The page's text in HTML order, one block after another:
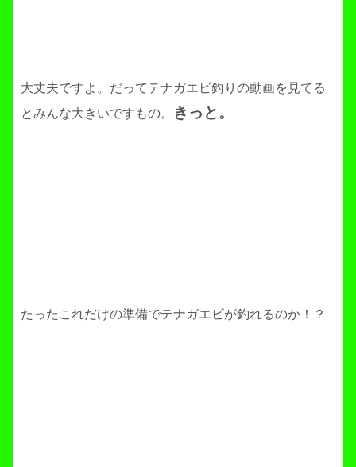
大丈夫ですよ。だってテナガエビ釣りの動画を見てる
とみんな大きいですもの。
きっと。
たったこれだけの準備でテナガエビが釣れるのか！？